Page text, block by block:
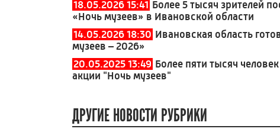
18.05.2026 15:41 Более 5 тысяч зрителей
«Ночь музеев» в Ивановской области
14.05.2026 18:30 Ивановская область
музеев – 2026»
20.05.2025 13:49 Более пяти тысяч
акции "Ночь музеев"
ДРУГИЕ НОВОСТИ РУБРИКИ